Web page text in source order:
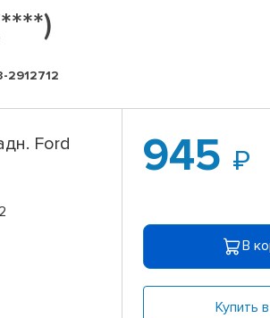
2912712
Ford
945
В
Купить